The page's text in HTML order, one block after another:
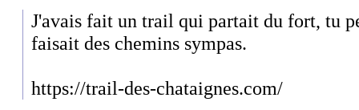
J'avais fait un trail qui partait du fort, tu
faisait des chemins sympas.
https://trail-des-chataignes.com/